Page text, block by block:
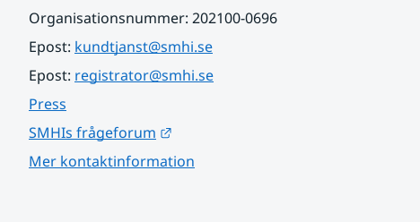
Organisationsnummer: 202100-0696
Epost: kundtjanst@smhi.se
Epost: registrator@smhi.se
Press
SMHIs frågeforum
Mer kontaktinformation